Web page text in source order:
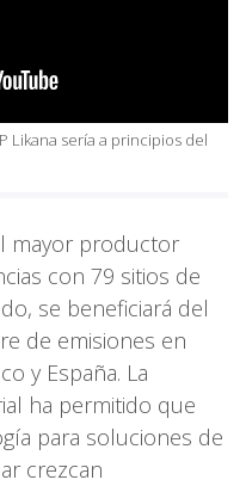
Likana sería a principios del
mayor productor
con 79 sitios de
se beneficiará del
de emisiones en
y España. La
ha permitido que
para soluciones de
crezcan